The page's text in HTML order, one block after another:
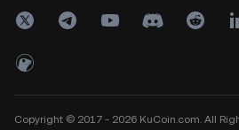
Copyright © 2017 - 2026 KuCoin.com. All